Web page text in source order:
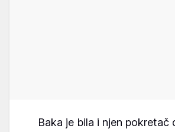
Baka je bila i njen pokretač